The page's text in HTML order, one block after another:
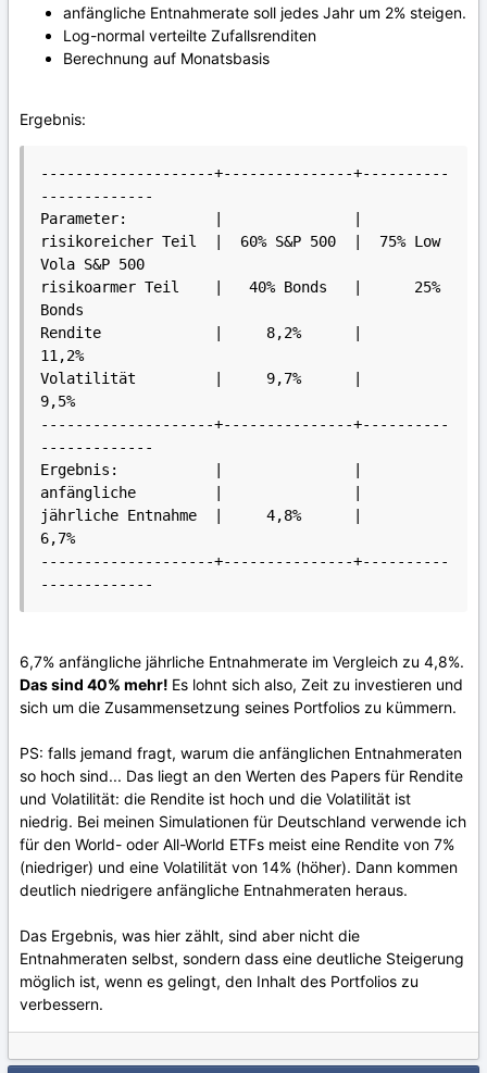
anfängliche Entnahmerate soll jedes Jahr um 2% steigen.
Log-normal verteilte Zufallsrenditen
Berechnung auf Monatsbasis
Ergebnis:
--------------------+---------------+----------
-------------
Parameter:          |               |
risikoreicher Teil  |  60% S&P 500  |  75% Low
Vola S&P 500
risikoarmer Teil    |   40% Bonds   |      25%
Bonds
Rendite             |     8,2%      |
11,2%
Volatilität         |     9,7%      |
9,5%
--------------------+---------------+----------
-------------
Ergebnis:           |               |
anfängliche         |               |
jährliche Entnahme  |     4,8%      |
6,7%
--------------------+---------------+----------
-------------
6,7% anfängliche jährliche Entnahmerate im Vergleich zu 4,8%.
Das sind 40% mehr! Es lohnt sich also, Zeit zu investieren und
sich um die Zusammensetzung seines Portfolios zu kümmern.
PS: falls jemand fragt, warum die anfänglichen Entnahmeraten
so hoch sind... Das liegt an den Werten des Papers für Rendite
und Volatilität: die Rendite ist hoch und die Volatilität ist
niedrig. Bei meinen Simulationen für Deutschland verwende ich
für den World- oder All-World ETFs meist eine Rendite von 7%
(niedriger) und eine Volatilität von 14% (höher). Dann kommen
deutlich niedrigere anfängliche Entnahmeraten heraus.
Das Ergebnis, was hier zählt, sind aber nicht die
Entnahmeraten selbst, sondern dass eine deutliche Steigerung
möglich ist, wenn es gelingt, den Inhalt des Portfolios zu
verbessern.